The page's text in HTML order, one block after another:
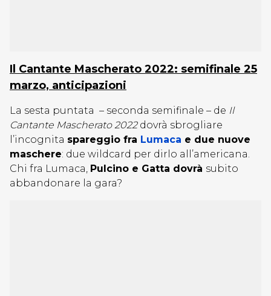
Il Cantante Mascherato 2022: semifinale 25
marzo, anticipazioni
La sesta puntata – seconda semifinale – de Il
Cantante Mascherato 2022dovrà sbrogliare
l’incognita spareggio fra Lumaca e due nuove
maschere: due wildcard per dirlo all’americana.
Chi fra Lumaca, Pulcino e Gatta dovrà subito
abbandonare la gara?